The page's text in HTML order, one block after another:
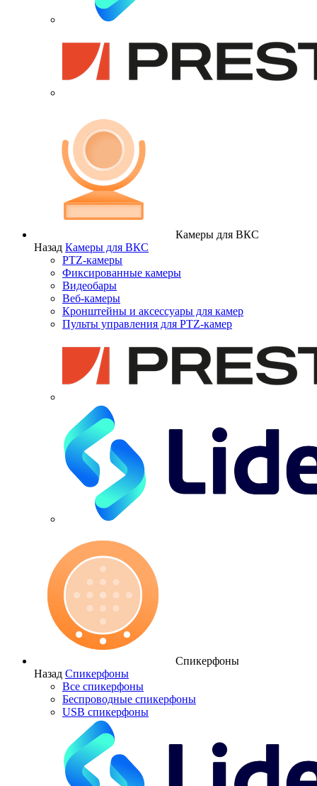
Камеры для ВКС
Назад Камеры для ВКС
PTZ-камеры
Фиксированные камеры
Видеобары
Веб-камеры
Кронштейны и аксессуары для камер
Пульты управления для PTZ-камер
Спикерфоны
Назад Спикерфоны
Все спикерфоны
Беспроводные спикерфоны
USB спикерфоны